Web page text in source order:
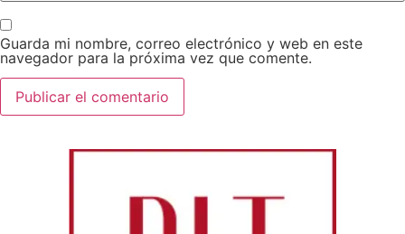
Guarda mi nombre, correo electrónico y web en este
navegador para la próxima vez que comente.